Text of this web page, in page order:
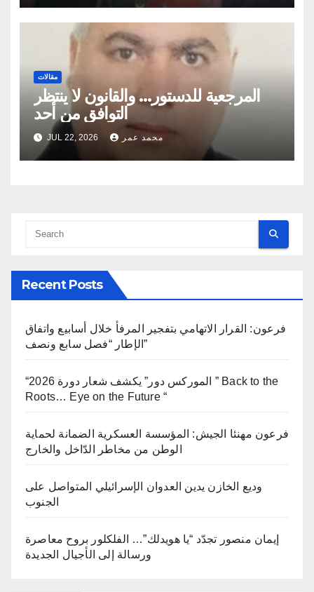
مقالات
المرجعية للدستور… والقانون لا ينتظر
التوافق من أحد
JUL 22, 2026 محمد عمر
Recent Posts
فرعون: القرار الاتهامي بتفجير المرفأ خلال أسابيع واتفاق
الإطار “فصل سابع ونصف”
“الموركس دور” يكشف شعار دورة 2026 ” Back to the
Roots… Eye on the Future “
فرعون مهنئا الجيش: المؤسسة العسكرية الضمانة لحماية
الوطن من مخاطر الدّاخل والخارج
وديع الخازن يدين العدوان الإسرائيلي المتواصل على
الجنوب
إيمان منصور تجدّد “يا هويدلك”… الفلكلور بروح معاصرة
ورسالة إلى الأجيال الجديدة